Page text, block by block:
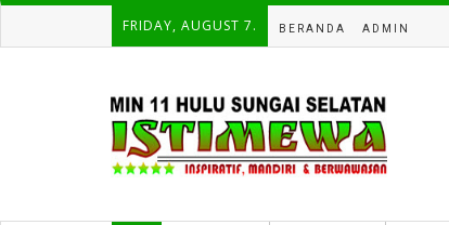
FRIDAY, AUGUST 7. BERANDA ADMIN